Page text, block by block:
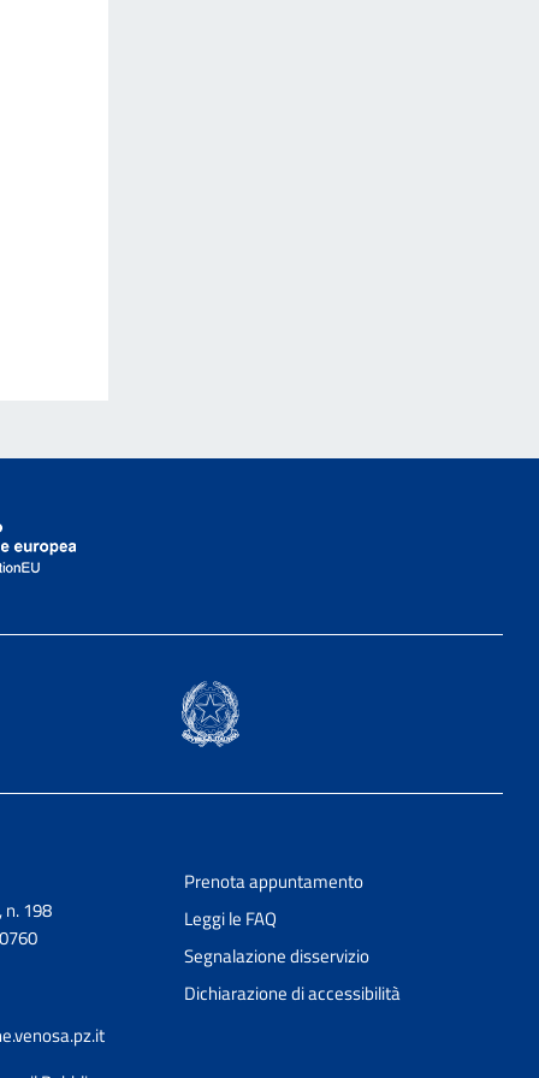
198
Prenota appuntamento
Leggi le FAQ
Segnalazione disservizio
Dichiarazione di accessibilità